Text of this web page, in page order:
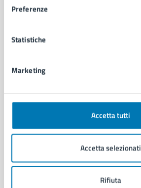
Preferenze
Statistiche
Marketing
Accetta tutti
Accetta selezionati
Rifiuta
Autorizzazioni
Giustizia e sicurezza pubblica
Imprese e commercio
Salute, benessere e assistenza
Vita lavorativa